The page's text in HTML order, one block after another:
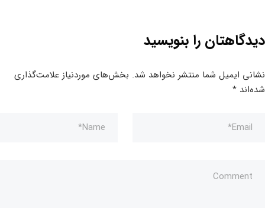
دیدگاهتان را بنویسید
نشانی ایمیل شما منتشر نخواهد شد. بخش‌های موردنیاز علامت‌گذاری
شده‌اند *